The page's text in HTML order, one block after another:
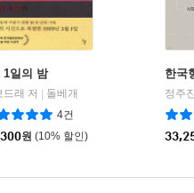
시간과 공을 들여 이 비극적
찰을 갖게 될 것이다.”
1일의 밤
드래 저
돌베개
4건
원 (10% 할인)
한국
정주